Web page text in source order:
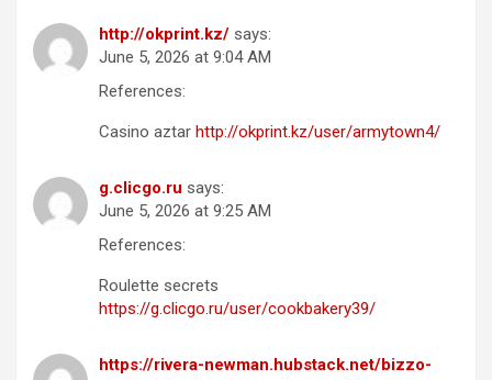
http://okprint.kz/ says:
June 5, 2026 at 9:04 AM
References:
Casino aztar http://okprint.kz/user/armytown4/
g.clicgo.ru says:
June 5, 2026 at 9:25 AM
References:
Roulette secrets
https://g.clicgo.ru/user/cookbakery39/
https://rivera-newman.hubstack.net/bizzo-